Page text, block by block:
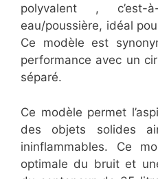
polyvalent , c’est-
eau/poussière, idéal
Ce modèle est
performance avec un
séparé.
Ce modèle permet
des objets solides
ininflammables. Ce
optimale du bruit et